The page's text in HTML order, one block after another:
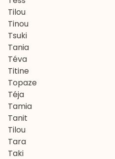
Tilou
Tinou
Tsuki
Tania
Téva
Titine
Topaze
Téja
Tamia
Tanit
Tilou
Tara
Taki